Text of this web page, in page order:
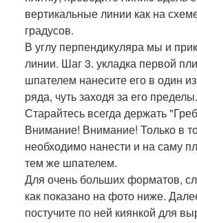
вертикальные линии как на
градусов.
В углу перпендикуляра мы и
линии. Шаг 3. укладка первой
шпателем нанесите его в один
ряда, чуть заходя за его
Старайтесь всегда держать
Внимание! Внимание! Только в
необходимо нанести и на саму
тем же шпателем.
Для очень больших форматов,
как показано на фото ниже.
постучите по ней киянкой для